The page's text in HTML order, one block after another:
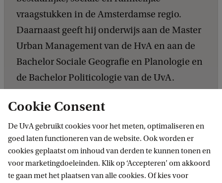
vraagstukken in de Amsterdamse regio.
Daarnaast geeft hij onderwijs aan de Master
Urban Management van de HvA en aan de
Bachelor Sociale Geografie en Planologie en
de Bachelor Politicologie van de UvA.
Cookie Consent
De UvA gebruikt cookies voor het meten, optimaliseren en
goed laten functioneren van de website. Ook worden er
cookies geplaatst om inhoud van derden te kunnen tonen en
voor marketingdoeleinden. Klik op ‘Accepteren’ om akkoord
te gaan met het plaatsen van alle cookies. Of kies voor